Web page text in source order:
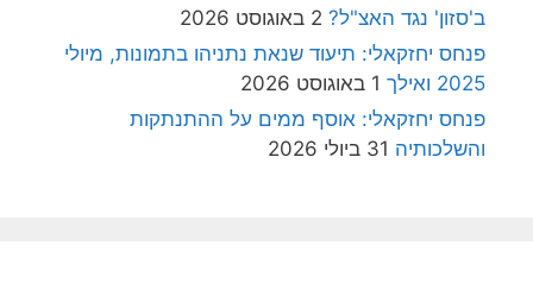
ב'סזון' נגד האצ"ל? 2 באוגוסט 2026
פנחס יחזקאלי: תיעוד שנאת נתניהו בתמונות, מיולי
2025 ואילך
1 באוגוסט 2026
פנחס יחזקאלי: אוסף ממים על ההתנתקות
והשלכותיה 31 ביולי 2026